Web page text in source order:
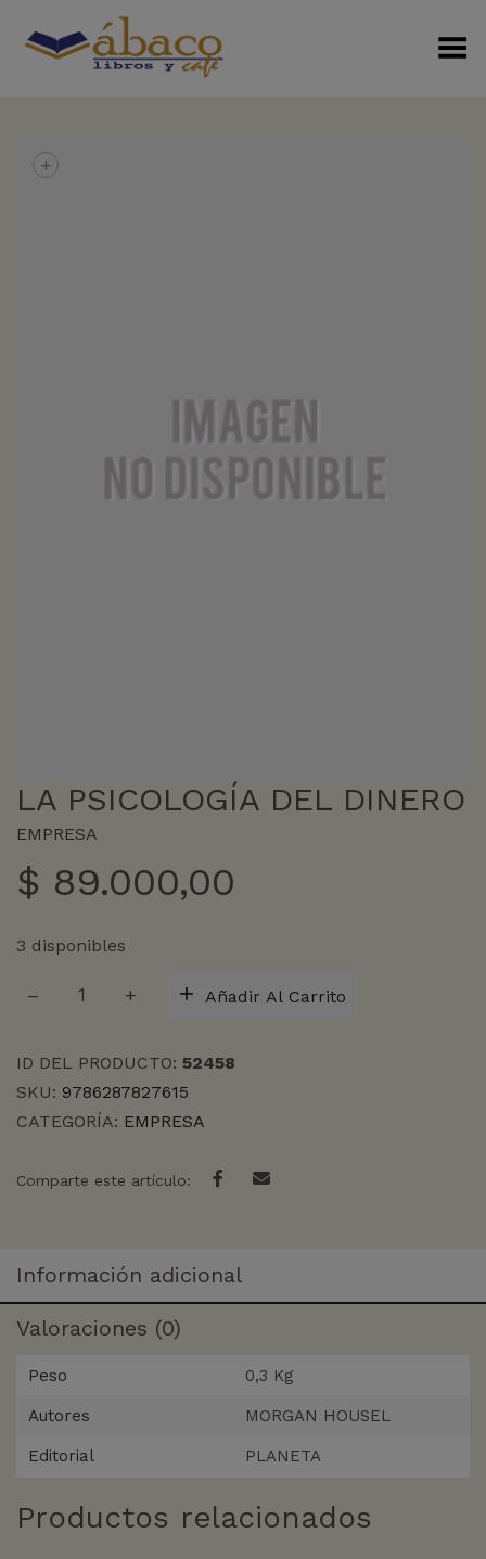
Menú Alterno
+
LA PSICOLOGÍA DEL DINERO
EMPRESA
$ 89.000,00
3 disponibles
PSICOLOGÍA
cantidad
Añadir Al Carrito
ID DEL PRODUCTO: 52458
SKU: 9786287827615
CATEGORÍA: EMPRESA
Comparte este artículo:
Información adicional
Valoraciones (0)
Peso 0,3 Kg
Autores MORGAN HOUSEL
Editorial PLANETA
Productos relacionados